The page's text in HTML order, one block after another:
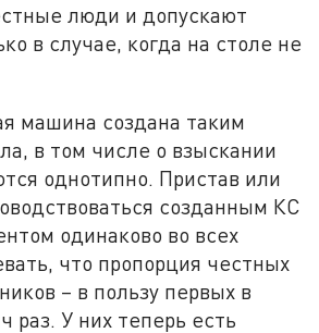
люди и допускают
в случае, когда на столе не
машина создана таким
в том числе о взыскании
однотипно. Пристав или
созданным КС
одинаково во всех
что пропорция честных
– в пользу первых в
раз. У них теперь есть